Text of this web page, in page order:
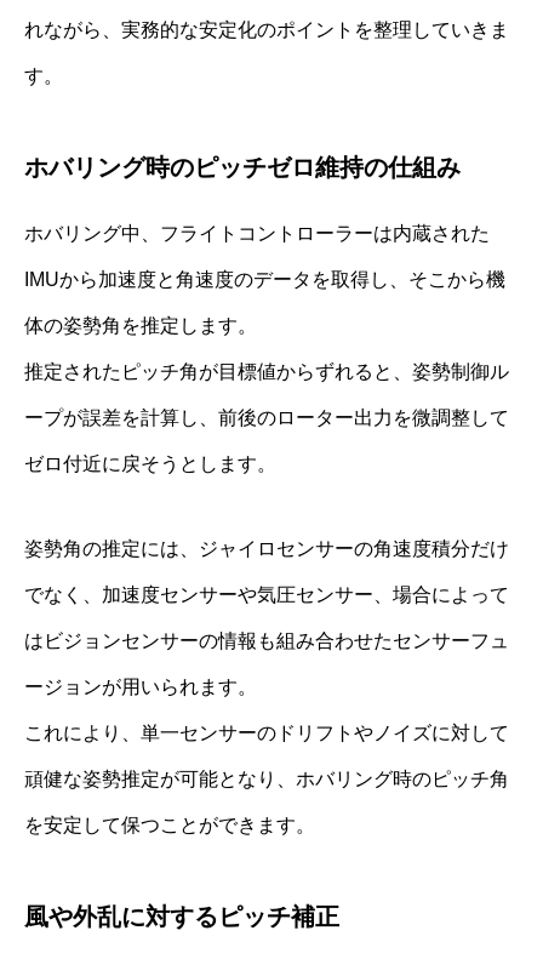
れながら、実務的な安定化のポイントを整理していきま
す。
ホバリング時のピッチゼロ維持の仕組み
ホバリング中、フライトコントローラーは内蔵された
IMUから加速度と角速度のデータを取得し、そこから機
体の姿勢角を推定します。
推定されたピッチ角が目標値からずれると、姿勢制御ル
ープが誤差を計算し、前後のローター出力を微調整して
ゼロ付近に戻そうとします。
姿勢角の推定には、ジャイロセンサーの角速度積分だけ
でなく、加速度センサーや気圧センサー、場合によって
はビジョンセンサーの情報も組み合わせたセンサーフュ
ージョンが用いられます。
これにより、単一センサーのドリフトやノイズに対して
頑健な姿勢推定が可能となり、ホバリング時のピッチ角
を安定して保つことができます。
風や外乱に対するピッチ補正